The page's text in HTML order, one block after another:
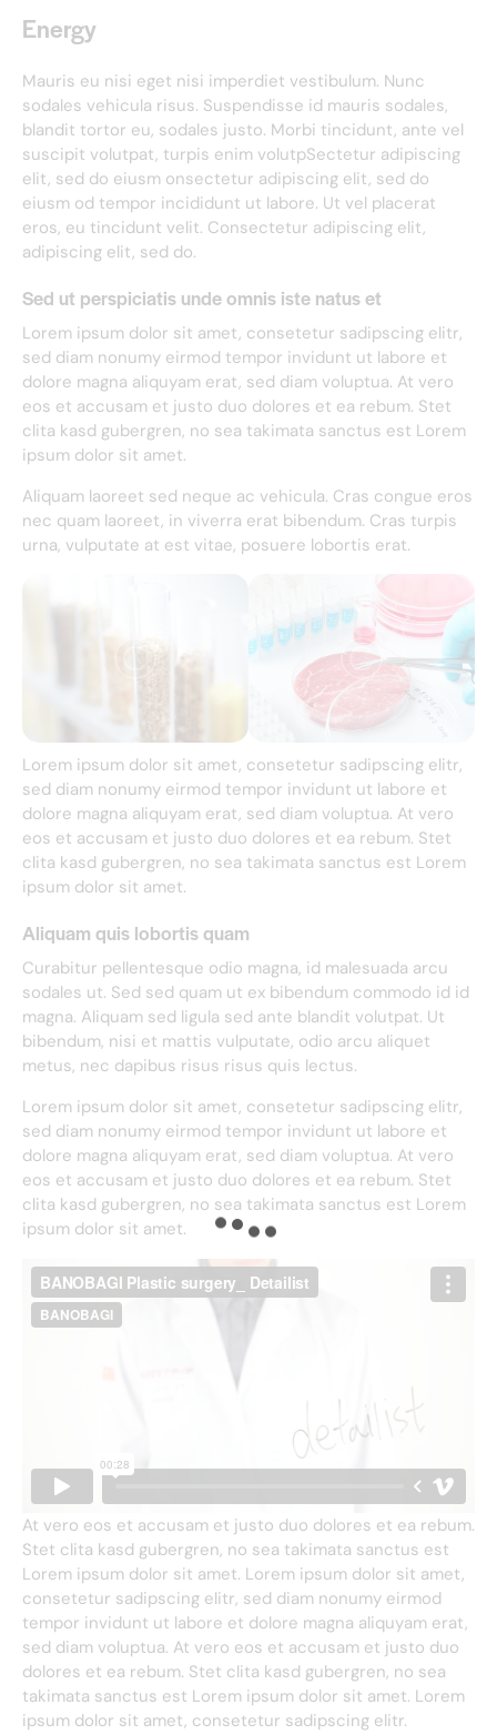
Energy
Mauris eu nisi eget nisi imperdiet vestibulum. Nunc
sodales vehicula risus. Suspendisse id mauris sodales,
blandit tortor eu, sodales justo. Morbi tincidunt, ante vel
suscipit volutpat, turpis enim volutpSectetur adipiscing
elit, sed do eiusm onsectetur adipiscing elit, sed do
eiusm od tempor incididunt ut labore. Ut vel placerat
eros, eu tincidunt velit. Consectetur adipiscing elit,
adipiscing elit, sed do.
Sed ut perspiciatis unde omnis iste natus et
Lorem ipsum dolor sit amet, consetetur sadipscing elitr,
sed diam nonumy eirmod tempor invidunt ut labore et
dolore magna aliquyam erat, sed diam voluptua. At vero
eos et accusam et justo duo dolores et ea rebum. Stet
clita kasd gubergren, no sea takimata sanctus est Lorem
ipsum dolor sit amet.
Aliquam laoreet sed neque ac vehicula. Cras congue eros
nec quam laoreet, in viverra erat bibendum. Cras turpis
urna, vulputate at est vitae, posuere lobortis erat.
Lorem ipsum dolor sit amet, consetetur sadipscing elitr,
sed diam nonumy eirmod tempor invidunt ut labore et
dolore magna aliquyam erat, sed diam voluptua. At vero
eos et accusam et justo duo dolores et ea rebum. Stet
clita kasd gubergren, no sea takimata sanctus est Lorem
ipsum dolor sit amet.
Aliquam quis lobortis quam
Curabitur pellentesque odio magna, id malesuada arcu
sodales ut. Sed sed quam ut ex bibendum commodo id id
magna. Aliquam sed ligula sed ante blandit volutpat. Ut
bibendum, nisi et mattis vulputate, odio arcu aliquet
metus, nec dapibus risus risus quis lectus.
Lorem ipsum dolor sit amet, consetetur sadipscing elitr,
sed diam nonumy eirmod tempor invidunt ut labore et
dolore magna aliquyam erat, sed diam voluptua. At vero
eos et accusam et justo duo dolores et ea rebum. Stet
clita kasd gubergren, no sea takimata sanctus est Lorem
ipsum dolor sit amet.
At vero eos et accusam et justo duo dolores et ea rebum.
Stet clita kasd gubergren, no sea takimata sanctus est
Lorem ipsum dolor sit amet. Lorem ipsum dolor sit amet,
consetetur sadipscing elitr, sed diam nonumy eirmod
tempor invidunt ut labore et dolore magna aliquyam erat,
sed diam voluptua. At vero eos et accusam et justo duo
dolores et ea rebum. Stet clita kasd gubergren, no sea
takimata sanctus est Lorem ipsum dolor sit amet. Lorem
ipsum dolor sit amet, consetetur sadipscing elitr.